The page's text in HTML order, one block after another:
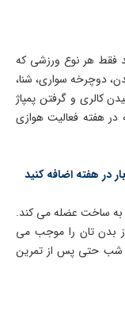
فقط هر نوع ورزشی که
دوچرخه سواری، شنا،
کالری و گرفتن پمپاژ
هدف شما: حداقل 150 دقیقه در هفته فعالیت هوازی
در هفته اضافه کنید
به ساخت عضله می کند.
بدن تان را موجب می
و شب حتی پس از تمرین